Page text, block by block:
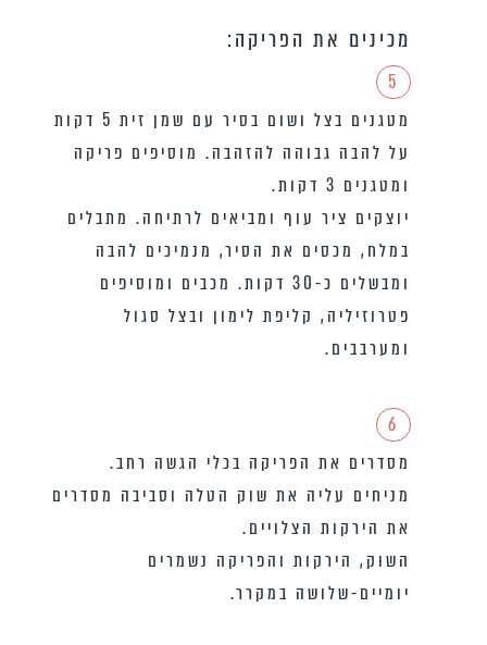
מכינים את הפריקה:
5
מטגנים בצל ושום בסיר עם שמן זית 5 דקות
על להבה גבוהה להזהבה. מוסיפים פריקה
ומטגנים 3 דקות.
יוצקים ציר עוף ומביאים לרתיחה. מתבלים
במלח, מכסים את הסיר, מנמיכים להבה
ומבשלים כ-30 דקות. מכבים ומוסיפים
פטרוזיליה, קליפת לימון ובצל סגול
ומערבבים.
6
מסדרים את הפריקה בכלי הגשה רחב.
מניחים עליה את שוק הטלה וסביבה מסדרים
את הירקות הצלויים.
השוק, הירקות והפריקה נשמרים
יומיים-שלושה במקרר.